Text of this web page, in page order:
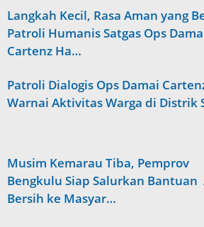
Langkah Kecil, Rasa Aman yang
Patroli Humanis Satgas Ops
Cartenz Ha…
Patroli Dialogis Ops Damai
Warnai Aktivitas Warga di Distrik
Musim Kemarau Tiba, Pemprov
Bengkulu Siap Salurkan Bantuan
Bersih ke Masyar…